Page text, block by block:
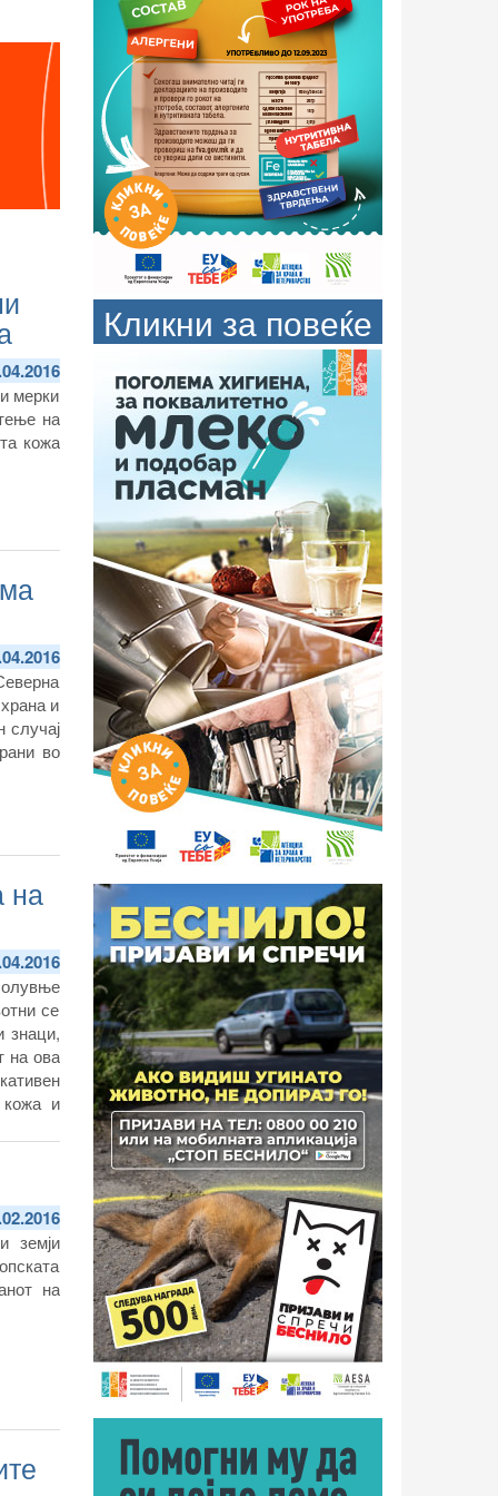
мерки
на
кожа
и
случај
во
на
се
знаци,
на ова
кожа и
земји
на
Кликни за повеќе